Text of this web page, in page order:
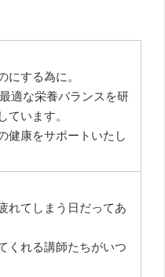
する為に。
適な栄養バランスを研
います。
健康をサポートいたし
れてしまう日だってあ
くれる講師たちがいつ